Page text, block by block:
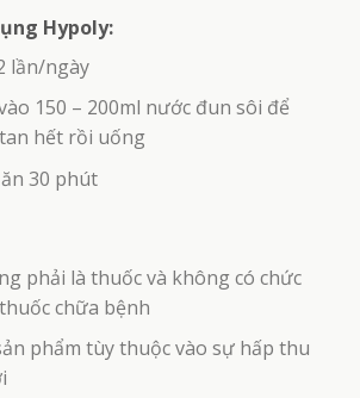
Hypoly:
lần/ngày
150 – 200ml nước đun sôi để
hết rồi uống
30 phút
phải là thuốc và không có chức
chữa bệnh
phẩm tùy thuộc vào sự hấp thu